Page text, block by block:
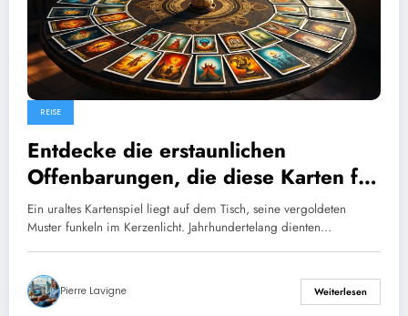
REISE
Entdecke die erstaunlichen
Offenbarungen, die diese Karten für
deine Zukunft bereithalten!
Ein uraltes Kartenspiel liegt auf dem Tisch, seine vergoldeten
Muster funkeln im Kerzenlicht. Jahrhundertelang dienten…
Pierre Lavigne Weiterlesen